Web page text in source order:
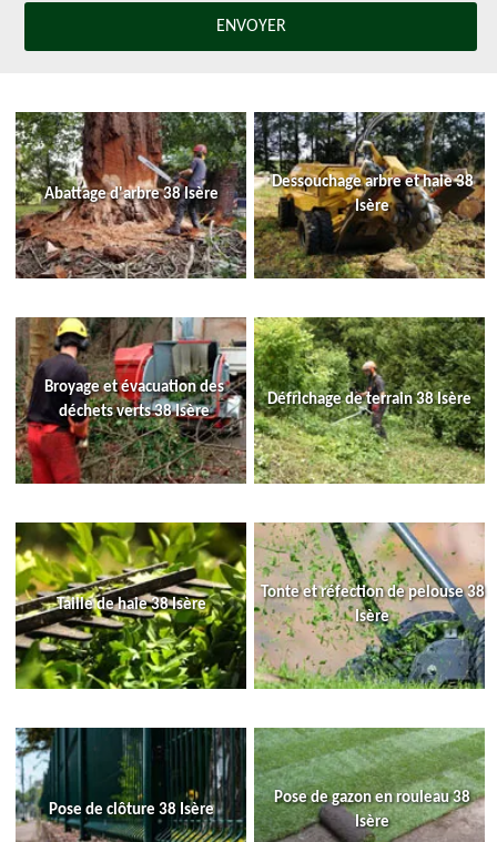
Abattage d'arbre 38 Isère
Dessouchage arbre et haie 38
Isère
Broyage et évacuation des
déchets verts 38 Isère
Défrichage de terrain 38 Isère
Taille de haie 38 Isère
Tonte et réfection de pelouse 38
Isère
Pose de clôture 38 Isère
Pose de gazon en rouleau 38
Isère